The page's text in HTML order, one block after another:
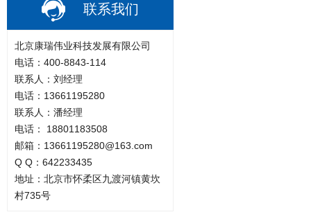
联系我们
北京康瑞伟业科技发展有限公司
电话：400-8843-114
联系人：刘经理
电话：13661195280
联系人：潘经理
电话： 18801183508
邮箱：13661195280@163.com
Q Q：642233435
地址：北京市怀柔区九渡河镇黄坎
村735号